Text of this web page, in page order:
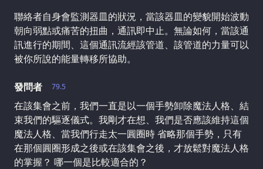
聯絡者自身會監測器皿的狀況，當該器皿的變貌開始波動
朝向弱點或痛苦的扭曲，通訊即中止。無論如何，當該通
訊進行的期間、這個通訊流經該管道、該管道的力量可以
被你所說的能量轉移所協助。
79.5
發問者
在該集會之前，我們一直是以一個手勢卸除魔法人格、結
束我們的驅逐儀式。我剛才在想、我們是否應該維持這個
魔法人格、當我們行走太一圓圈時 省略那個手勢，只有
在那個圓圈形成之後或在該集會之後，才放鬆對魔法人格
的掌握？ 哪一個是比較適合的？